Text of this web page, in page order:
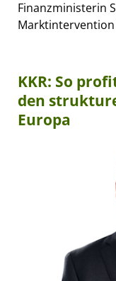
Finanzministerin
KKR: So
den
Europa